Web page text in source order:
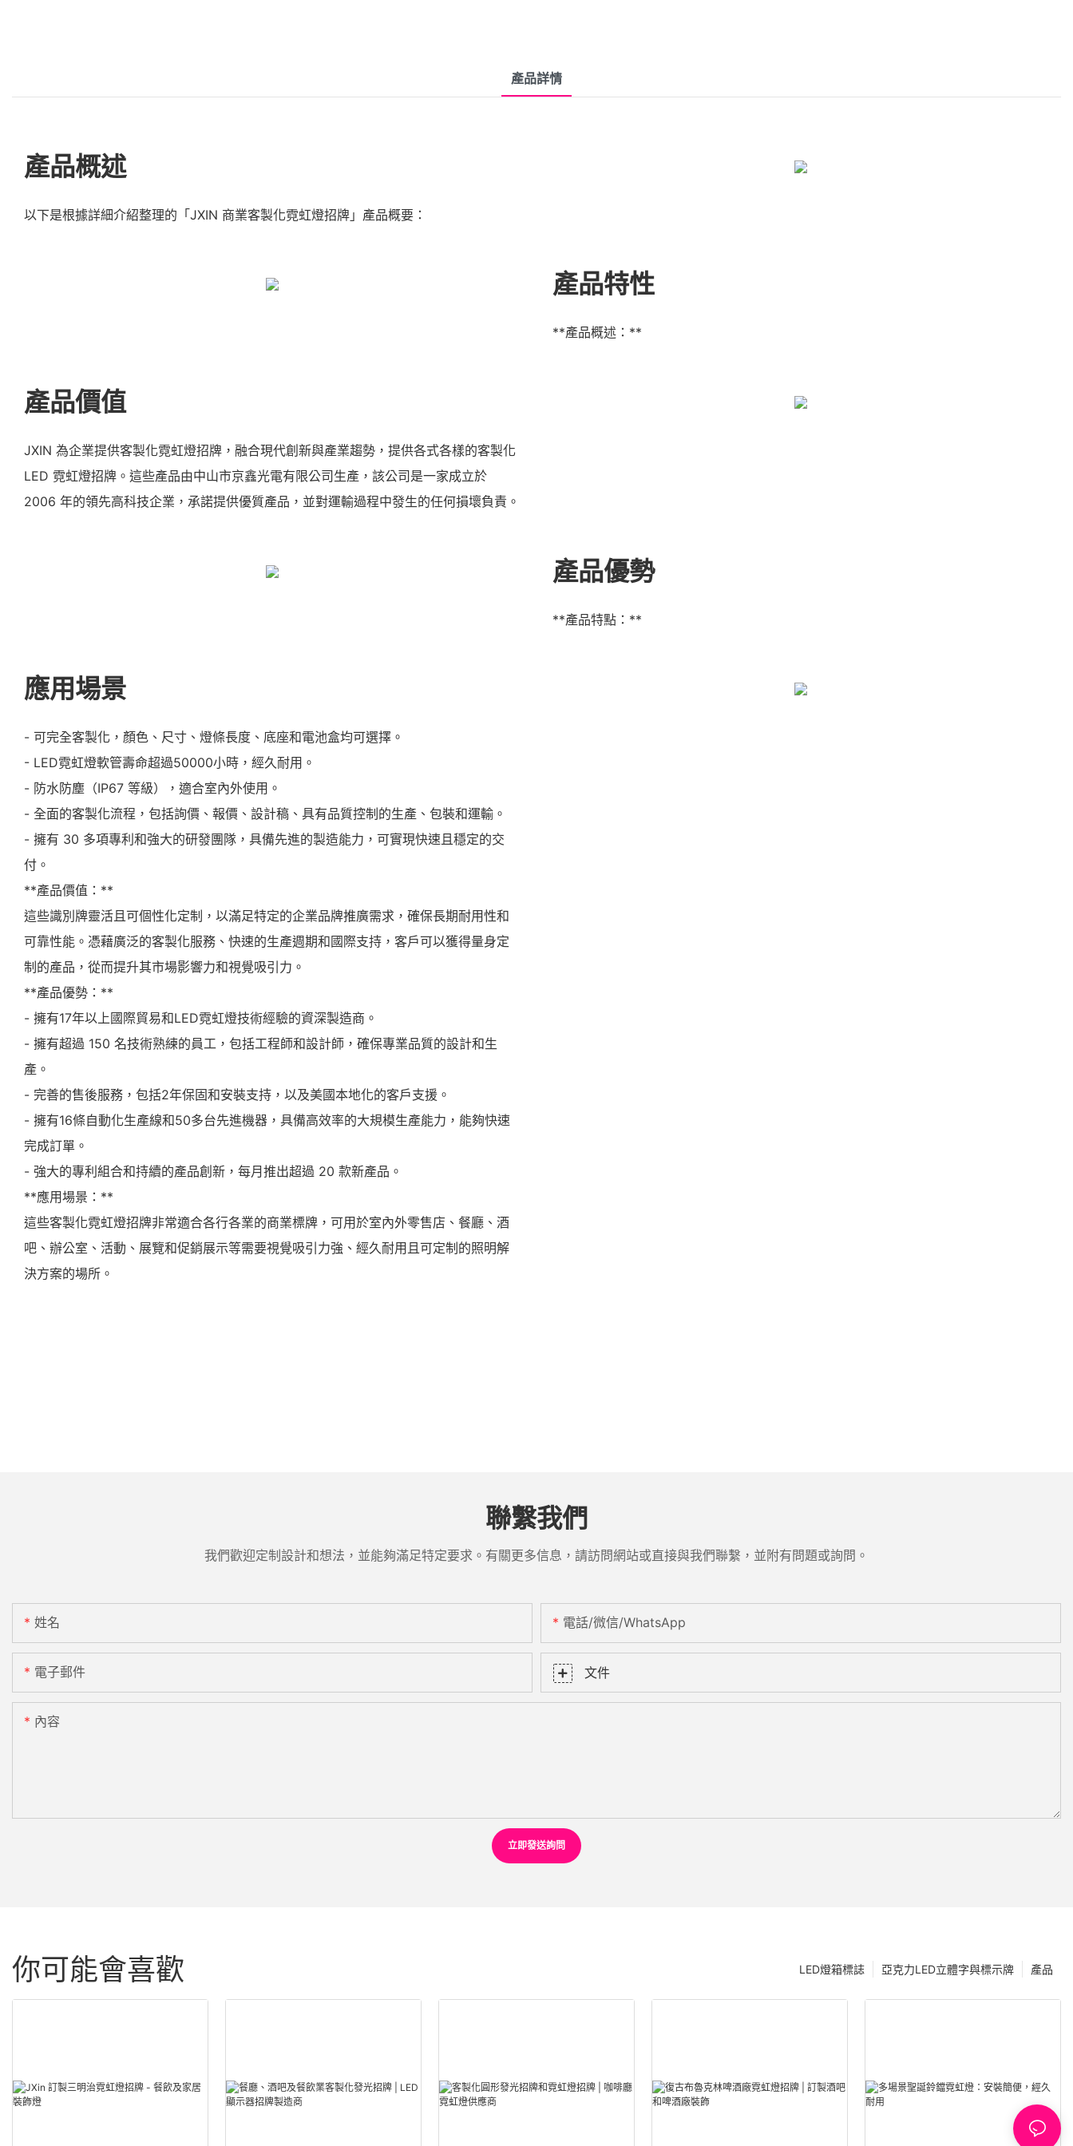
產品詳情
產品概述
以下是根據詳細介紹整理的「JXIN 商業客製化霓虹燈招牌」產品概要：
產品特性
**產品概述：**
產品價值
JXIN 為企業提供客製化霓虹燈招牌，融合現代創新與產業趨勢，提供各式各樣的客製化
LED 霓虹燈招牌。這些產品由中山市京鑫光電有限公司生產，該公司是一家成立於
2006 年的領先高科技企業，承諾提供優質產品，並對運輸過程中發生的任何損壞負責。
產品優勢
**產品特點：**
應用場景
- 可完全客製化，顏色、尺寸、燈條長度、底座和電池盒均可選擇。
- LED霓虹燈軟管壽命超過50000小時，經久耐用。
- 防水防塵（IP67 等級），適合室內外使用。
- 全面的客製化流程，包括詢價、報價、設計稿、具有品質控制的生產、包裝和運輸。
- 擁有 30 多項專利和強大的研發團隊，具備先進的製造能力，可實現快速且穩定的交
付。
**產品價值：**
這些識別牌靈活且可個性化定制，以滿足特定的企業品牌推廣需求，確保長期耐用性和
可靠性能。憑藉廣泛的客製化服務、快速的生產週期和國際支持，客戶可以獲得量身定
制的產品，從而提升其市場影響力和視覺吸引力。
**產品優勢：**
- 擁有17年以上國際貿易和LED霓虹燈技術經驗的資深製造商。
- 擁有超過 150 名技術熟練的員工，包括工程師和設計師，確保專業品質的設計和生
產。
- 完善的售後服務，包括2年保固和安裝支持，以及美國本地化的客戶支援。
- 擁有16條自動化生產線和50多台先進機器，具備高效率的大規模生產能力，能夠快速
完成訂單。
- 強大的專利組合和持續的產品創新，每月推出超過 20 款新產品。
**應用場景：**
這些客製化霓虹燈招牌非常適合各行各業的商業標牌，可用於室內外零售店、餐廳、酒
吧、辦公室、活動、展覽和促銷展示等需要視覺吸引力強、經久耐用且可定制的照明解
決方案的場所。
聯繫我們
我們歡迎定制設計和想法，並能夠滿足特定要求。有關更多信息，請訪問網站或直接與我們聯繫，並附有問題或詢問。
姓名 電話/微信/WhatsApp
電子郵件 文件
內容
立即發送詢問
你可能會喜歡 產品
亞克力LED立體字與標示牌
LED燈箱標誌